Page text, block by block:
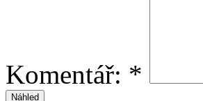
Komentář: *